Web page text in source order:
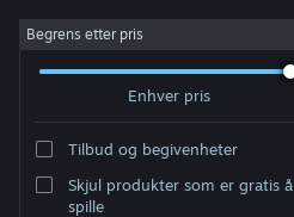
Logg inn
Begrens etter pris
Enhver pris
Tilbud og begivenheter
Skjul produkter som er gratis å
spille
Utvikler: MAICHASTUDIO